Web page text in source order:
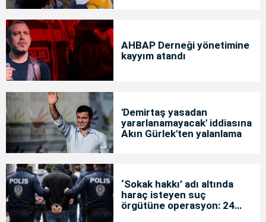
AHBAP Derneği yönetimine
kayyım atandı
'Demirtaş yasadan
yararlanamayacak' iddiasına
Akın Gürlek'ten yalanlama
‘Sokak hakkı’ adı altında
haraç isteyen suç
örgütüne operasyon: 24